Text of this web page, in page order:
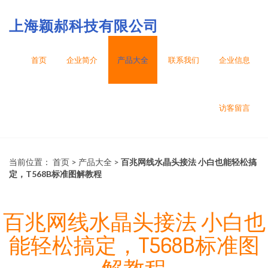
上海颖郝科技有限公司
首页 企业简介 产品大全 联系我们 企业信息
访客留言
当前位置： 首页 > 产品大全 > 百兆网线水晶头接法 小白也能轻松搞
定，T568B标准图解教程
百兆网线水晶头接法 小白也
能轻松搞定，T568B标准图